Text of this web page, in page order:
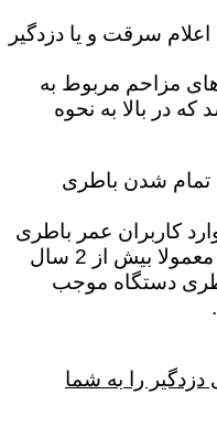
سرقت و یا دزدگیر
های مزاحم مربوط به
در بالا به نحوه
تمام شدن باطری
کاربران عمر باطری
داخل دستگاه به پایان میرسد ک معمولا بیش از 2 سال
دستگاه موجب
را به شما